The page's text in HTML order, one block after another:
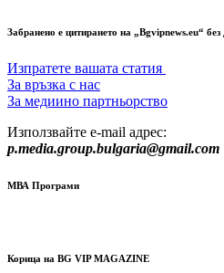
Забранено е цитирането на „Bgvipnews.eu“
Изпратете вашата статия
За връзка с нас
За медиино партньорство
Използвайте e-mail адрес:
p.media.group.bulgaria@gmail.com
МВА Програми
Корица на BG VIP MAGAZINE